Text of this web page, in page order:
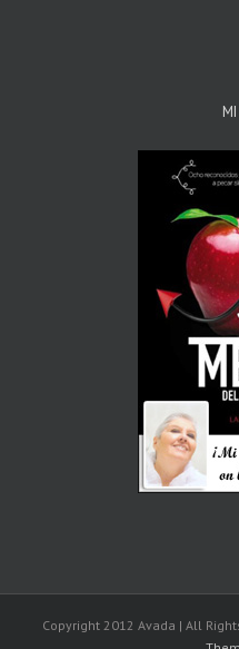
Copyright 2012 Avada | All